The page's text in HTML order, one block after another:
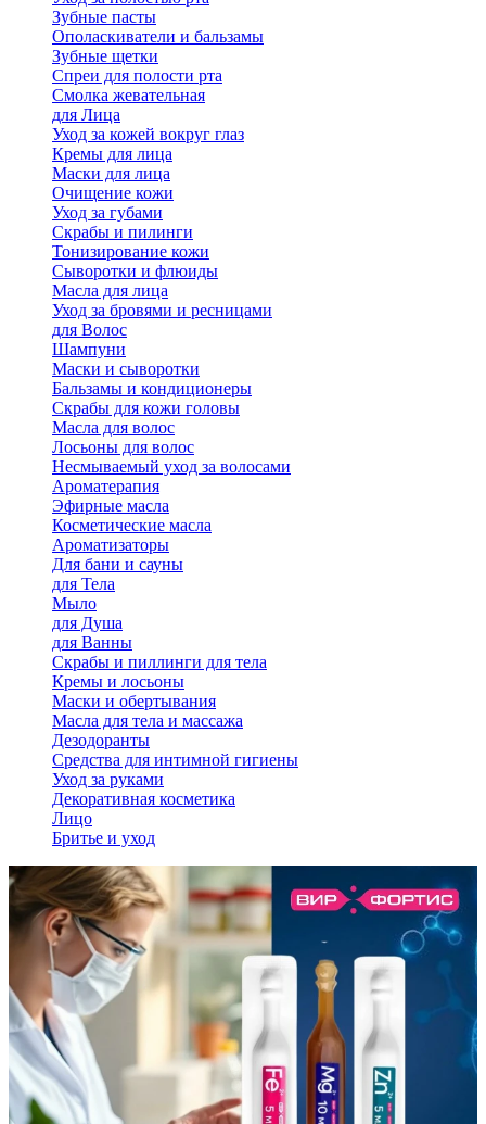
Зубные пасты
Ополаскиватели и бальзамы
Зубные щетки
Спреи для полости рта
Смолка жевательная
для Лица
Уход за кожей вокруг глаз
Кремы для лица
Маски для лица
Очищение кожи
Уход за губами
Скрабы и пилинги
Тонизирование кожи
Сыворотки и флюиды
Масла для лица
Уход за бровями и ресницами
для Волос
Шампуни
Маски и сыворотки
Бальзамы и кондиционеры
Скрабы для кожи головы
Масла для волос
Лосьоны для волос
Несмываемый уход за волосами
Ароматерапия
Эфирные масла
Косметические масла
Ароматизаторы
Для бани и сауны
для Тела
Мыло
для Душа
для Ванны
Скрабы и пиллинги для тела
Кремы и лосьоны
Маски и обертывания
Масла для тела и массажа
Дезодоранты
Средства для интимной гигиены
Уход за руками
Декоративная косметика
Лицо
Бритье и уход